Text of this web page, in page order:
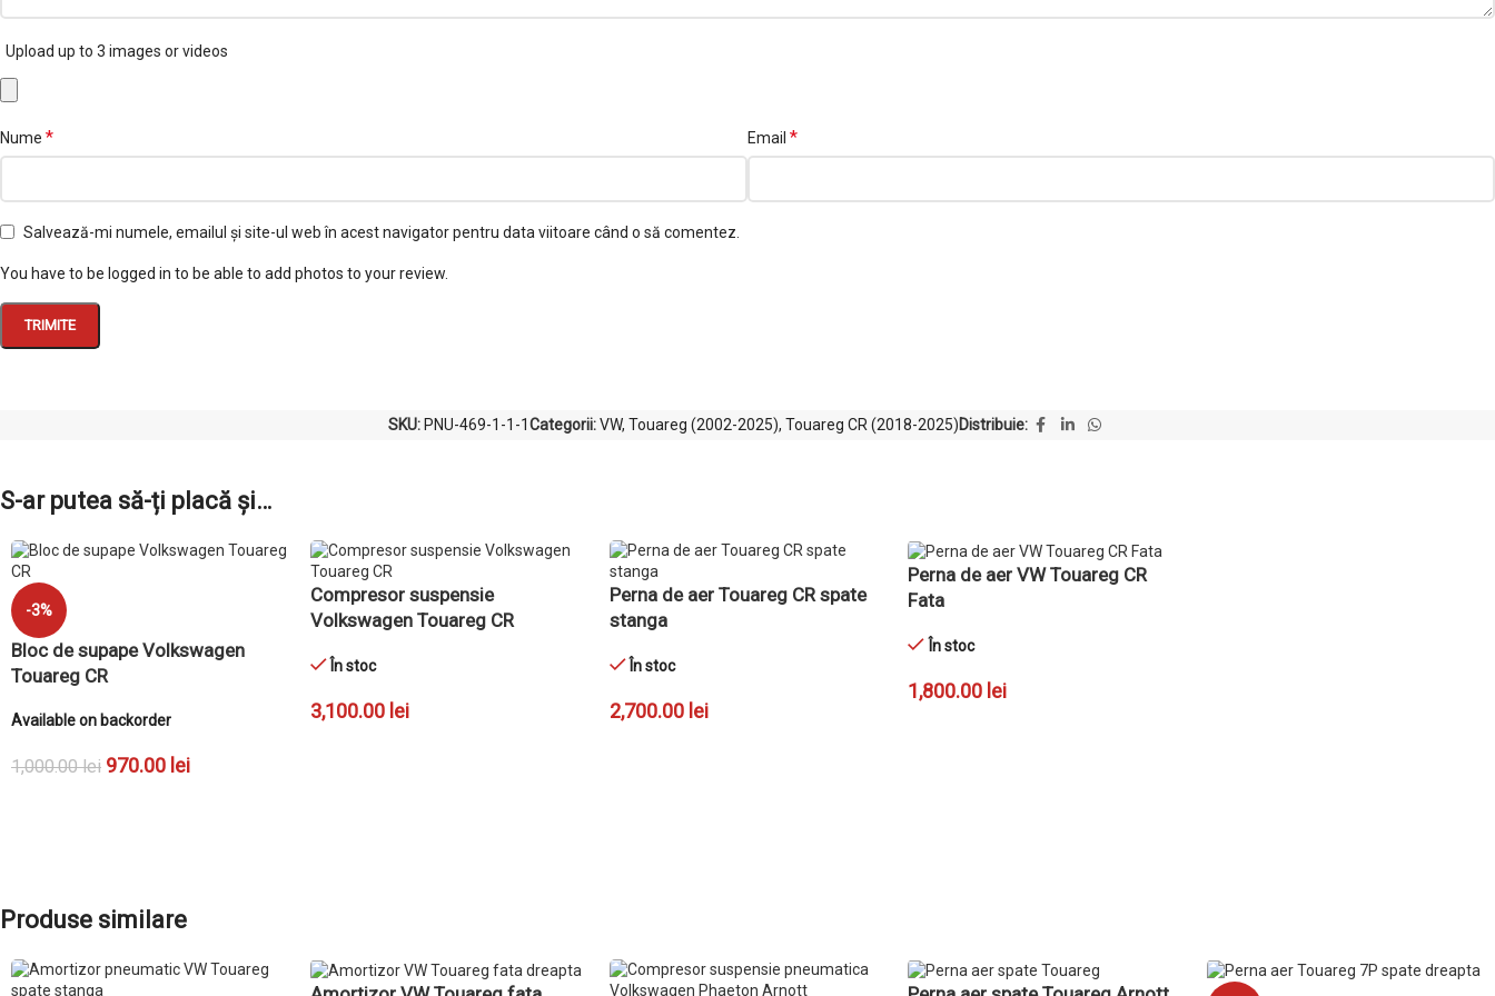
Upload up to 3 images or videos
Nume * Email *
Salvează-mi numele, emailul și site-ul web în acest navigator pentru data viitoare când o să comentez.
You have to be logged in to be able to add photos to your review.
SKU: PNU-469-1-1-1Categorii: VW, Touareg (2002-2025), Touareg CR (2018-2025)Distribuie:
S-ar putea să-ți placă și…
-3%
Bloc de supape Volkswagen
Touareg CR
Available on backorder
1,000.00lei 970.00 lei
Compresor suspensie
Volkswagen Touareg CR
În stoc
3,100.00 lei
Perna de aer Touareg CR spate
stanga
În stoc
2,700.00 lei
Perna de aer VW Touareg CR
Fata
În stoc
1,800.00 lei
Produse similare